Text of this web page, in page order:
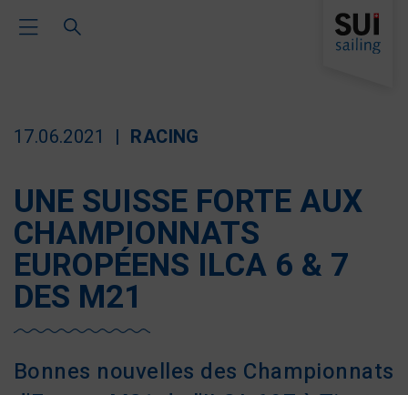
Toggle Main Navigation
17.06.2021 RACING
UNE SUISSE FORTE AUX
CHAMPIONNATS
EUROPÉENS ILCA 6 & 7
DES M21
Bonnes nouvelles des Championnats